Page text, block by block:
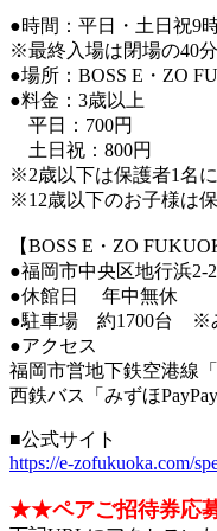
●時間：平日・土日祝9
※最終入場は閉場の40
●場所：BOSS E・ZO
●料金：3歳以上
平日：700円
土日祝：800円
※2歳以下は保護者1名
※12歳以下のお子様は
【BOSS E・ZO
●福岡市中央区地行浜2-
●休館日 年中無休
●駐車場 約1700台 ※み
●アクセス
福岡市営地下鉄空港線
西鉄バス「みずほ
■公式サイト
https://e-zofukuoka.com/
★★ペアご招待券応